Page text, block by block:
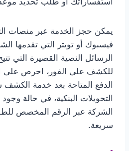
يمكن حجز الخدمة عبر منصات
فيسبوك أو تويتر التي تقدمها
الرسائل النصية القصيرة التي
للكشف على الفور، احرص على
الدفع المتاحة بعد خدمة الكشف
التحويلات البنكية، في حالة
الشركة عبر الرقم المخصص
سريعة.